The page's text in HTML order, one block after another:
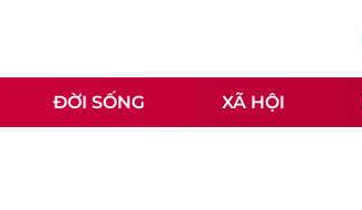
ĐỜI SỐNG XÃ HỘI